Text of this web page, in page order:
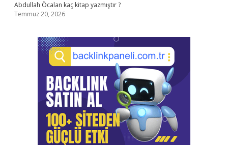
Abdullah Öcalan kaç kitap yazmıştır ?
Temmuz 20, 2026